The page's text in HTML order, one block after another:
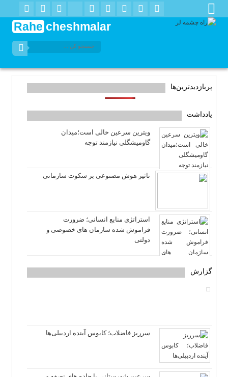
Rahe cheshmalar
پربازدیدترین‌ها
یادداشت
ویترین سرعین خالی است؛میدان
گاومیشگلی نیازمند توجه
تاثیر هوش مصنوعی بر سکوت سازمانی
استراتژی منابع انسانی؛ ضرورت
فراموش شده سازمان های خصوصی و
دولتی
گزارش
سرریز فاضلاب؛ کابوس آینده اردبیلی‌ها